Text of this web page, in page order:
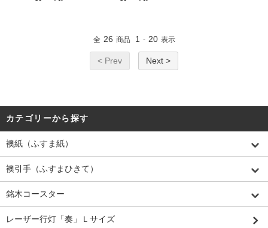
全 26 商品 1 - 20 表示
< Prev Next >
カテゴリーから探す
襖紙（ふすま紙）
襖引手（ふすまひきて）
銘木コースター
レーザー行灯「奏」Ｌサイズ